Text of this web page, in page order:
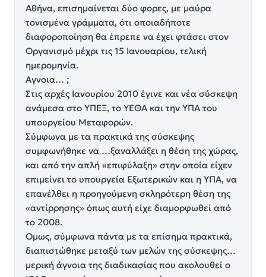
Αθήνα, επισημαίνεται δύο φορες, με μαύρα
τονισμένα γράμματα, ότι οποιαδήποτε
διαφοροποίηση θα έπρεπε να έχει φτάσει στον
Οργανισμό μέχρι τις 15 Ιανουαρίου, τελική
ημερομηνία.
Αγνοια… ;
Στις αρχές Ιανουρίου 2010 έγινε και νέα σύσκεψη
ανάμεσα στο ΥΠΕΞ, το ΥΕΘΑ και την ΥΠΑ του
υπουργείου Μεταφορών.
Σύμφωνα με τα πρακτικά της σύσκεψης
συμφωνήθηκε να …ξαναλλάξει η θέση της χώρας,
και από την απλή «επιφύλαξη» στην οποία είχεν
επιμείνει το υπουργεία Εξωτερικών και η ΥΠΑ, να
επανέλθει η προηγούμενη σκληρότερη θέση της
«αντίρρησης» όπως αυτή είχε διαμορφωθεί από
το 2008.
Ομως, σύμφωνα πάντα με τα επίσημα πρακτικά,
διαπιστώθηκε μεταξύ των μελών της σύσκεψης…
μερική άγνοια της διαδικασίας που ακολουθεί ο